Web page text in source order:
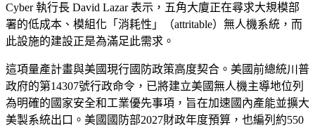
Cyber 執行長 David Lazar 表示，五角大廈正在尋求大規模部
署的低成本、模組化「消耗性」（attritable）無人機系統，而
此設施的建設正是為滿足此需求。
這項量產計畫與美國現行國防政策高度契合。美國前總統川普
政府的第14307號行政命令，已將建立美國無人機主導地位列
為明確的國家安全和工業優先事項，旨在加速國內產能並擴大
美製系統出口。美國國防部2027財政年度預算，也編列約550